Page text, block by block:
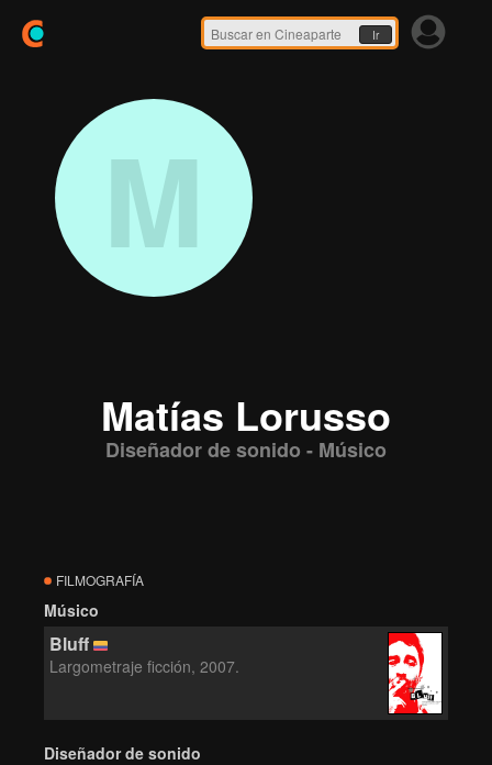
Ir
M
Matías Lorusso
Diseñador de sonido - Músico
FILMOGRAFÍA
Músico
Bluff
Largometraje ficción, 2007.
Diseñador de sonido